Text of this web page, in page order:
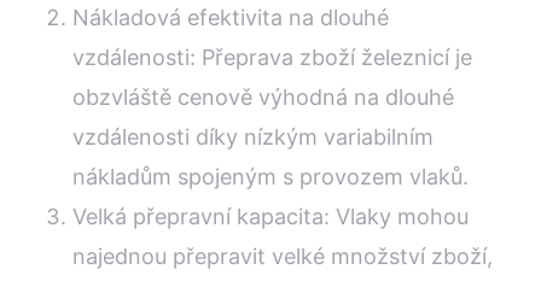
Nákladová efektivita na dlouhé
vzdálenosti: Přeprava zboží železnicí je
obzvláště cenově výhodná na dlouhé
vzdálenosti díky nízkým variabilním
nákladům spojeným s provozem vlaků.
Velká přepravní kapacita: Vlaky mohou
najednou přepravit velké množství zboží,